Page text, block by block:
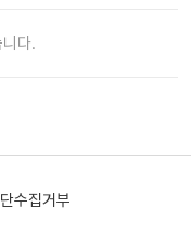
다.
수집거부